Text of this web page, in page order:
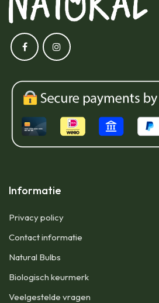
Informatie
Privacy policy
Contact informatie
Natural Bulbs
Biologisch keurmerk
Veelgestelde vragen